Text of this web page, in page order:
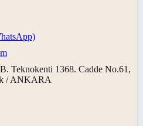
Teknokenti 1368. Cadde No.61,
/ ANKARA